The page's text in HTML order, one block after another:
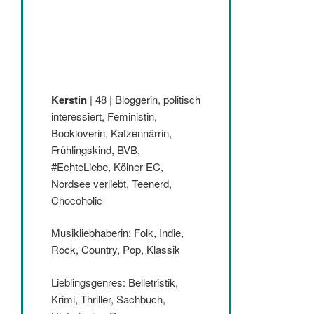
Kerstin | 48 | Bloggerin, politisch
interessiert, Feministin,
Bookloverin, Katzennärrin,
Frühlingskind, BVB,
#EchteLiebe, Kölner EC,
Nordsee verliebt, Teenerd,
Chocoholic
Musikliebhaberin: Folk, Indie,
Rock, Country, Pop, Klassik
Lieblingsgenres: Belletristik,
Krimi, Thriller, Sachbuch,